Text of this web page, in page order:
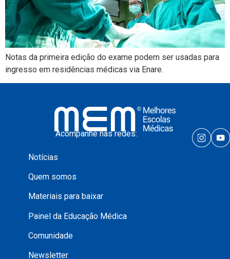
Notas da primeira edição do exame podem ser usadas para
ingresso em residências médicas via Enare.
Acompanhe nas redes:
Notícias
Quem somos
Materiais para baixar
Painel da Educação Médica
Comunidade
Newsletter